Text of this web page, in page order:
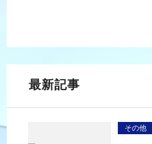
最新記事
その他